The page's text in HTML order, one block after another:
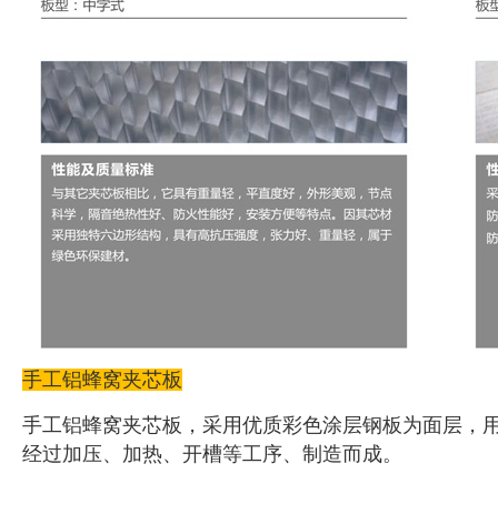
手工铝蜂窝夹芯板
手工铝蜂窝夹芯板，采用优质彩色涂层钢板为面层，
经过加压、加热、开槽等工序、制造而成。